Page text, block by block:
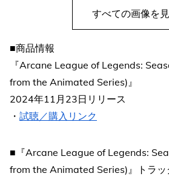
すべての画像を
■商品情報
『Arcane League of Legends:
from the Animated Series)』
2024年11月23日リリース
・ 試聴／購入リンク
■『Arcane League of Legends:
from the Animated Series)』トラッ